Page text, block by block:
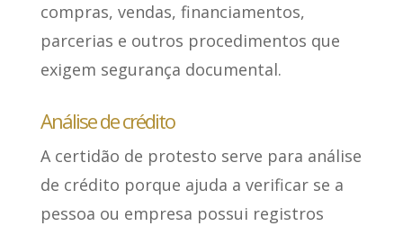
compras, vendas, financiamentos,
parcerias e outros procedimentos que
exigem segurança documental.
Análise de crédito
A certidão de protesto serve para análise
de crédito porque ajuda a verificar se a
pessoa ou empresa possui registros